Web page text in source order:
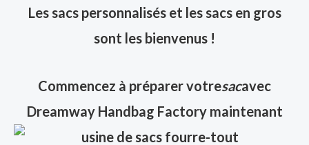
Les sacs personnalisés et les sacs en gros
sont les bienvenus !
Commencez à préparer votresacavec
Dreamway Handbag Factory maintenant